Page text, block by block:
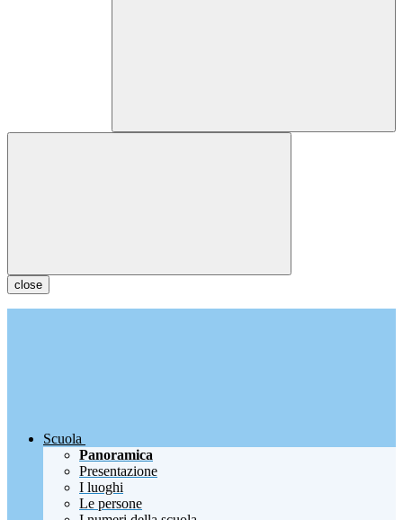
close
Scuola
Panoramica
Presentazione
I luoghi
Le persone